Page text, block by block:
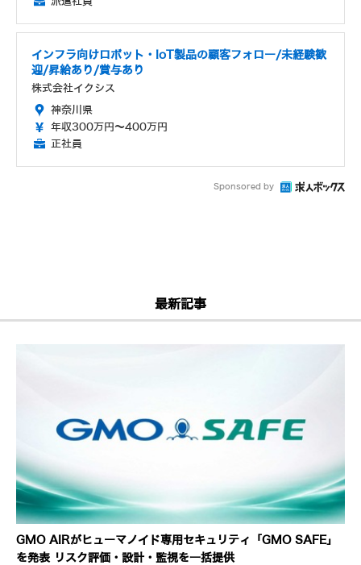
インフラ向けロボット・IoT製品の顧客フォロー/未経験歓
迎/昇給あり/賞与あり
株式会社イクシス
神奈川県
年収300万円～400万円
正社員
Sponsored by
最新記事
GMO AIRがヒューマノイド専用セキュリティ「GMO SAFE」
を発表 リスク評価・設計・監視を一括提供